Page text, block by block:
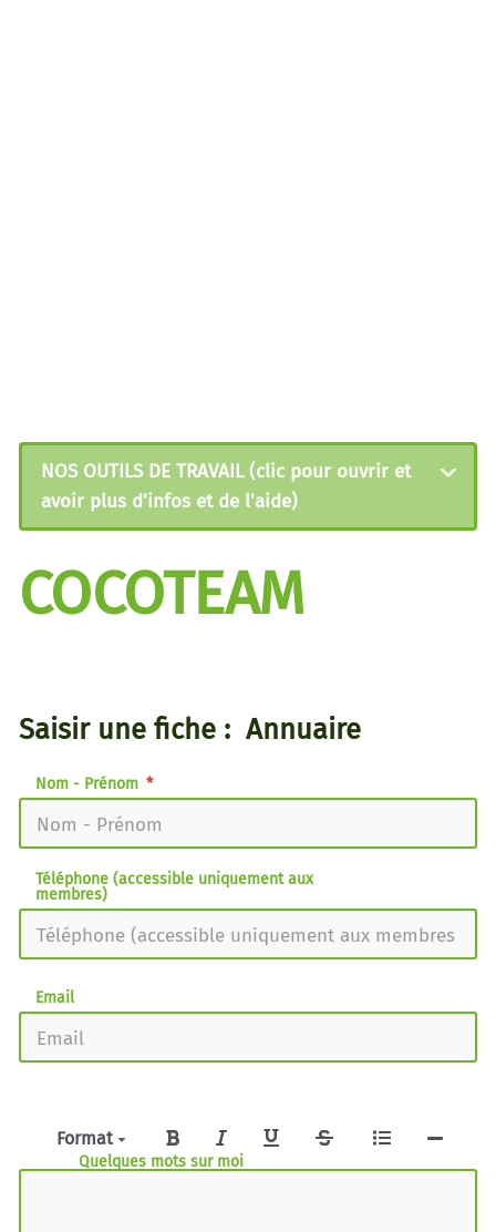
NOS OUTILS DE TRAVAIL (clic pour ouvrir et
avoir plus d'infos et de l'aide)
COCOTEAM
Saisir une fiche : Annuaire
Nom - Prénom
Téléphone (accessible uniquement aux
membres)
Email
Quelques mots sur moi
Format